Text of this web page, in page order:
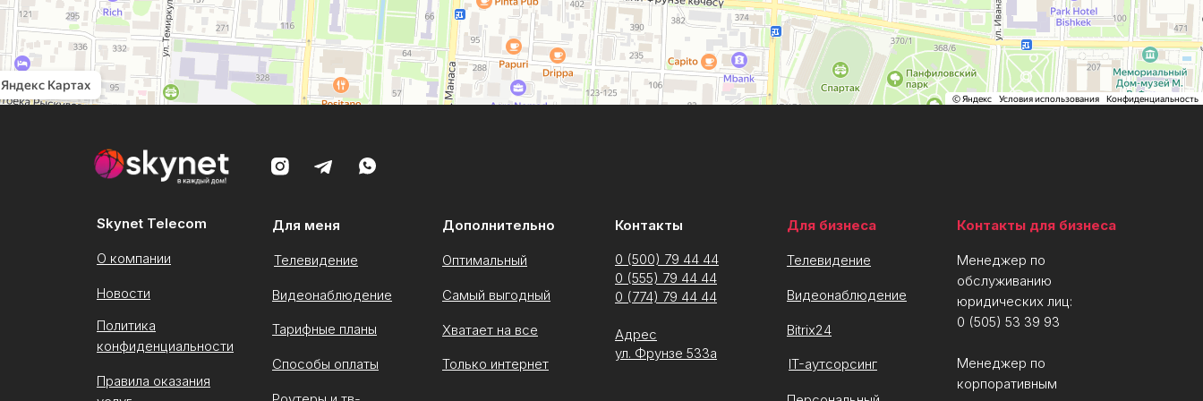
Для меня
Skynet Telecom Контакты для бизнеса
Менеджер по
обслуживанию
юридических лиц:
0 (505) 53 39 93
Менеджер по
корпоративным
Тарифные планы
Для бизнеса
Способы оплаты
Телевидение
Видеонаблюдение Видеонаблюдение
Дополнительно
Телевидение
Самый выгодный
Bitrix24
Оптимальный
IT-аутсорсинг
Только интернет
Хватает на все
Контакты
0 (500) 79 44 44
0 (555) 79 44 44
0 (774) 79 44 44
Адрес
ул. Фрунзе 533а
О компании
Новости
Политика
конфиденциальности
Правила оказания